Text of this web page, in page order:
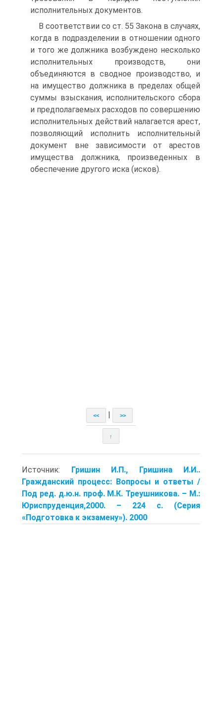
исполнительных документов.
В соответствии со ст. 55 Закона в случаях,
когда в подразделении в отношении одного
и того же должника возбуждено несколько
исполнительных производств, они
объединяются в сводное производство, и
на имущество должника в пределах общей
суммы взыскания, исполнительского сбора
и предполагаемых расходов по совершению
исполнительных действий налагается арест,
позволяющий исполнить исполнительный
документ вне зависимости от арестов
имущества должника, произведенных в
обеспечение другого иска (исков).
<< >>
↑
Источник: Гришин И.П., Гришина И.И..
Гражданский процесс: Вопросы и ответы /
Под ред. д.ю.н. проф. М.К. Треушникова. – М.:
Юриспруденция,2000. – 224 с. (Серия
«Подготовка к экзамену»). 2000